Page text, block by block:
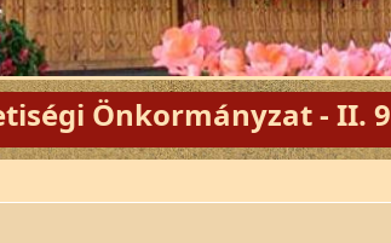
Önkormányzat - II.